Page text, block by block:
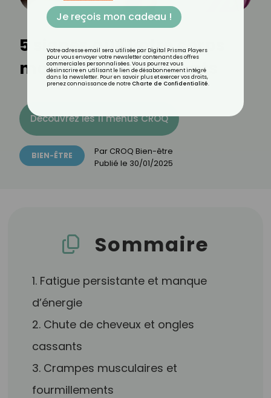
5 signes que votre corps
manque de nutriments
Découvrez les 11 menus CROQ
BIEN-ÊTRE Par CROQ Bien-être
Publié le 30/01/2025
Sommaire
1. Fatigue persistante et manque
d’énergie
2. Chute de cheveux et ongles
cassants
3. Crampes musculaires et
fourmillements
Je reçois mon cadeau !
Votre adresse email sera utilisée par Digital Prisma Players
pour vous envoyer votre newsletter contenant des offres
commerciales personnalisées. Vous pourrez vous
désinscrire en utilisant le lien de désabonnement intégré
dans la newsletter. Pour en savoir plus et exercer vos droits,
prenez connaissance de notre Charte de Confidentialité.